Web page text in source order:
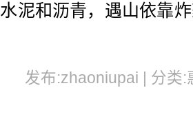
水泥和沥青，遇山依靠
发布:zhaoniupai | 分类